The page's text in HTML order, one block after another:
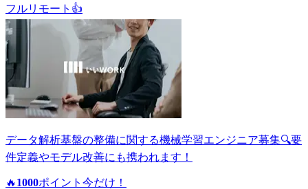
フルリモート 👍
データ解析基盤の整備に関する機械学習エンジニア募集🔍要
件定義やモデル改善にも携われます！
🔥 1000ポイント 今だけ！